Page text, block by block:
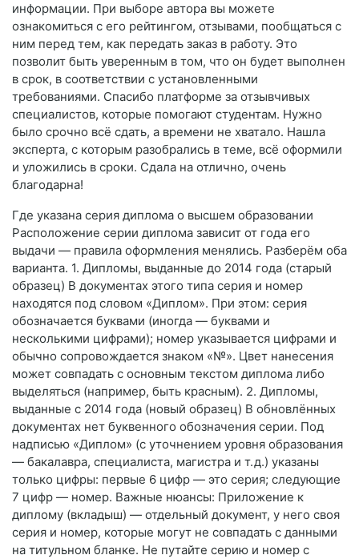
информации. При выборе автора вы можете
ознакомиться с его рейтингом, отзывами, пообщаться с
ним перед тем, как передать заказ в работу. Это
позволит быть уверенным в том, что он будет выполнен
в срок, в соответствии с установленными
требованиями. Спасибо платформе за отзывчивых
специалистов, которые помогают студентам. Нужно
было срочно всё сдать, а времени не хватало. Нашла
эксперта, с которым разобрались в теме, всё оформили
и уложились в сроки. Сдала на отлично, очень
благодарна!
Где указана серия диплома о высшем образовании
Расположение серии диплома зависит от года его
выдачи — правила оформления менялись. Разберём оба
варианта. 1. Дипломы, выданные до 2014 года (старый
образец) В документах этого типа серия и номер
находятся под словом «Диплом». При этом: серия
обозначается буквами (иногда — буквами и
несколькими цифрами); номер указывается цифрами и
обычно сопровождается знаком «№». Цвет нанесения
может совпадать с основным текстом диплома либо
выделяться (например, быть красным). 2. Дипломы,
выданные с 2014 года (новый образец) В обновлённых
документах нет буквенного обозначения серии. Под
надписью «Диплом» (с уточнением уровня образования
— бакалавра, специалиста, магистра и т. д.) указаны
только цифры: первые 6 цифр — это серия; следующие
7 цифр — номер. Важные нюансы: Приложение к
диплому (вкладыш) — отдельный документ, у него своя
серия и номер, которые могут не совпадать с данными
на титульном бланке. Не путайте серию и номер с